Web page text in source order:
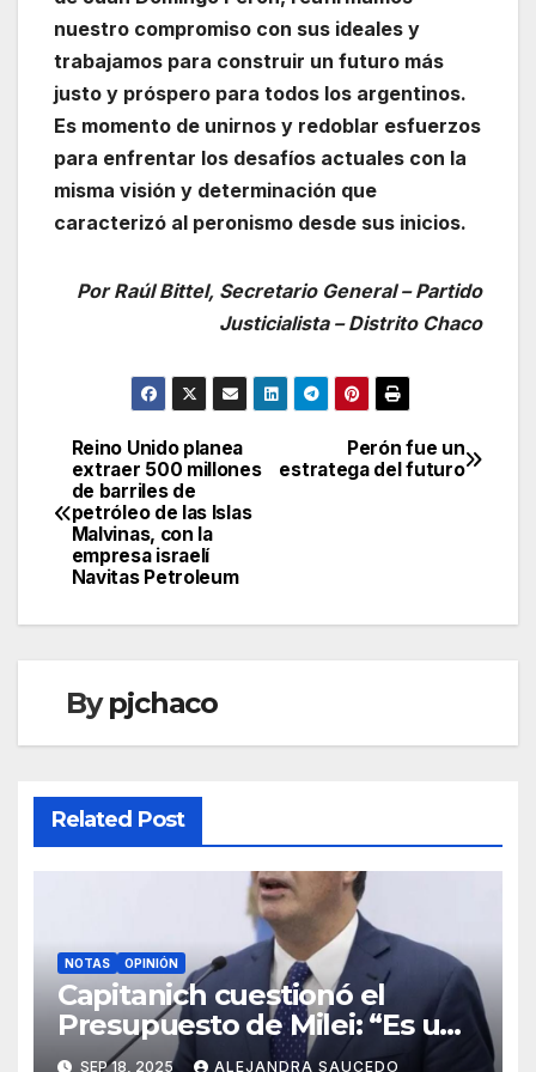
nuestro compromiso con sus ideales y
trabajamos para construir un futuro más
justo y próspero para todos los argentinos.
Es momento de unirnos y redoblar esfuerzos
para enfrentar los desafíos actuales con la
misma visión y determinación que
caracterizó al peronismo desde sus inicios.
Por Raúl Bittel, Secretario General – Partido
Justicialista – Distrito Chaco
Navegación
de
entradas
Perón fue un
estratega del futuro
Reino Unido planea
extraer 500 millones
de barriles de
petróleo de las Islas
Malvinas, con la
empresa israelí
Navitas Petroleum
Bypjchaco
Related Post
NOTAS OPINIÓN
Capitanich cuestionó el
Presupuesto de Milei: “Es un
ajuste brutal con
SEP 18, 2025 ALEJANDRA SAUCEDO